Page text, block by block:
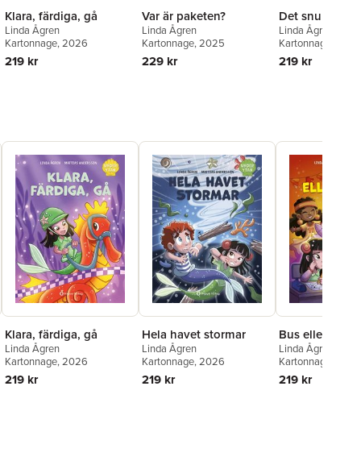
Klara, färdiga, gå
Linda Ågren
Kartonnage, 2026
219 kr
Var är paketen?
Linda Ågren
Kartonnage, 2025
229 kr
Det snurrar
Linda Ågren
Kartonnage
219 kr
Klara, färdiga, gå
Linda Ågren
Kartonnage, 2026
219 kr
Hela havet stormar
Linda Ågren
Kartonnage, 2026
219 kr
Bus eller godis
Linda Ågren
Kartonnage
219 kr